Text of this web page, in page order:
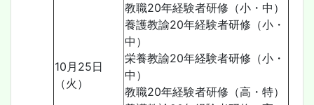
10月25日
（火）
教職20年経験者研修（小・中）
養護教諭20年経験者研修（小・
中）
栄養教諭20年経験者研修（小・
中）
教職20年経験者研修（高・特）